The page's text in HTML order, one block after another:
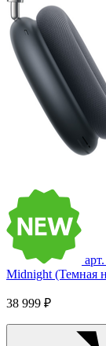
Midnight (Темная
38 999 ₽